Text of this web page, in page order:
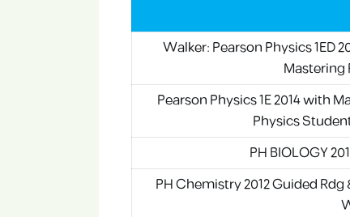
Walker: Pearson Physics 1ED
Mastering
Pearson Physics 1E 2014 with
Physics
PH BIOLOGY
PH Chemistry 2012 Guided Rdg